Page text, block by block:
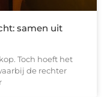
samen uit
Toch hoeft het
de rechter